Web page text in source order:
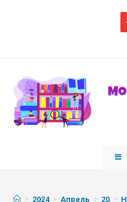
> 2024 > Апрель > 20 >